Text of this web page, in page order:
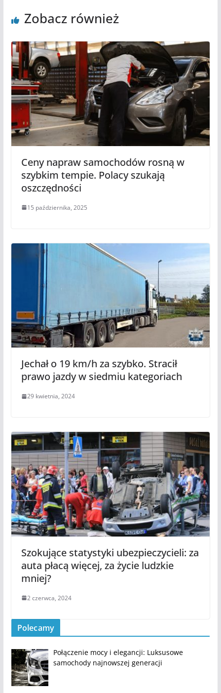
Zobacz również
Ceny napraw samochodów rosną w
szybkim tempie. Polacy szukają
oszczędności
15 października, 2025
Jechał o 19 km/h za szybko. Stracił
prawo jazdy w siedmiu kategoriach
29 kwietnia, 2024
Szokujące statystyki ubezpieczycieli: za
auta płacą więcej, za życie ludzkie
mniej?
2 czerwca, 2024
Polecamy
Połączenie mocy i elegancji: Luksusowe
samochody najnowszej generacji